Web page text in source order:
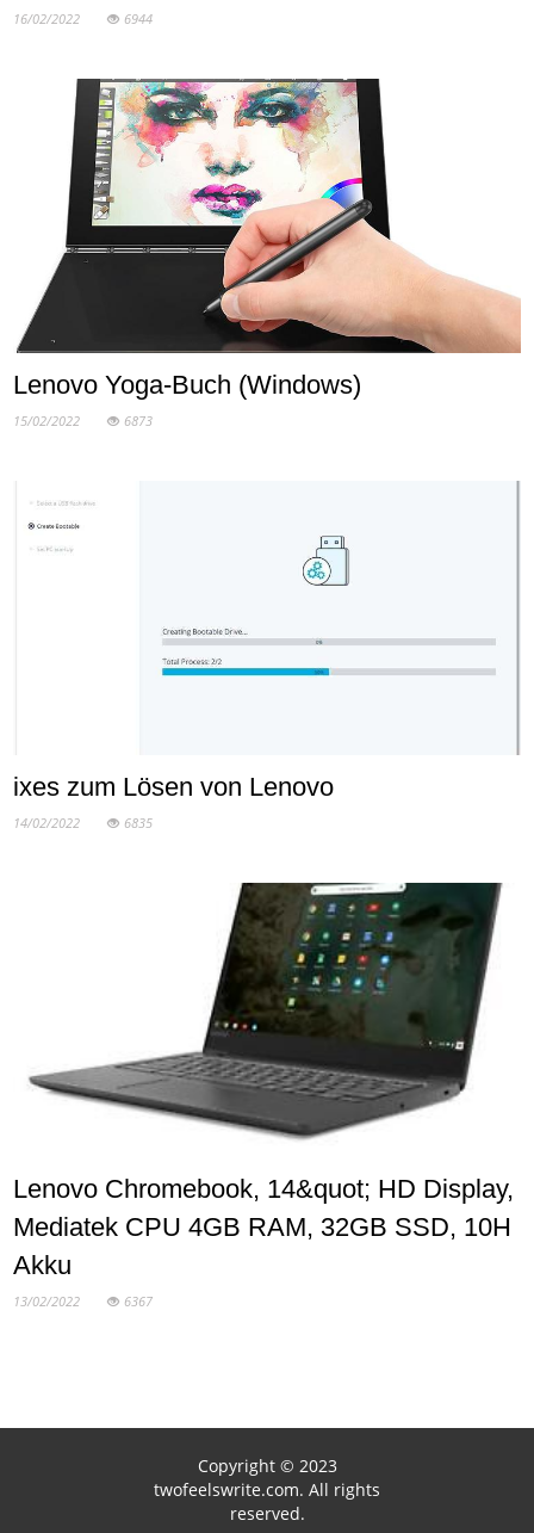
16/02/2022 6944
Lenovo Yoga-Buch (Windows)
15/02/2022 6873
ixes zum Lösen von Lenovo
14/02/2022 6835
Lenovo Chromebook, 14&quot; HD Display,
Mediatek CPU 4GB RAM, 32GB SSD, 10H
Akku
13/02/2022 6367
Copyright © 2023
twofeelswrite.com. All rights
reserved.